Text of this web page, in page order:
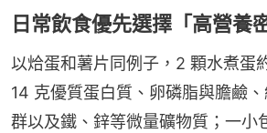
日常飲食優先選擇「高營養
以烚蛋和薯片同例子，2 顆水煮蛋
14 克優質蛋白質、卵磷脂與膽鹼
群以及鐵、鋅等微量礦物質；一小